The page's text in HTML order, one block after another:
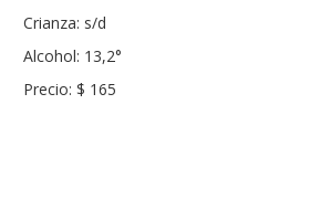
Crianza: s/d
Alcohol: 13,2°
Precio: $ 165